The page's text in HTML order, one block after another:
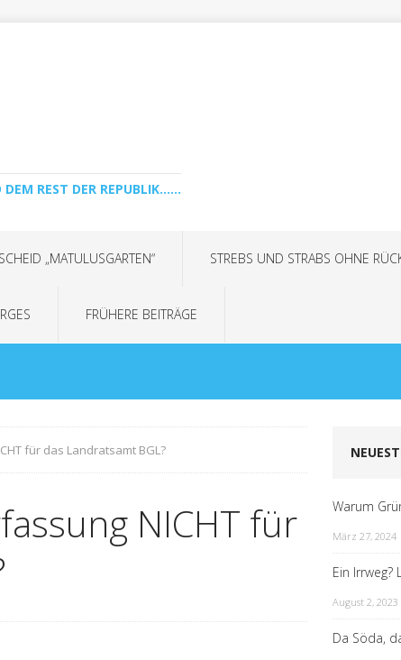
REST DER REPUBLIK......
„MATULUSGARTEN“ STREBS UND STRABS OHNE
FRÜHERE BEITRÄGE
für das Landratsamt BGL?
NICHT für
Warum
März 27, 2024
Ein Irrweg?
August 2, 2023
Da Söda,